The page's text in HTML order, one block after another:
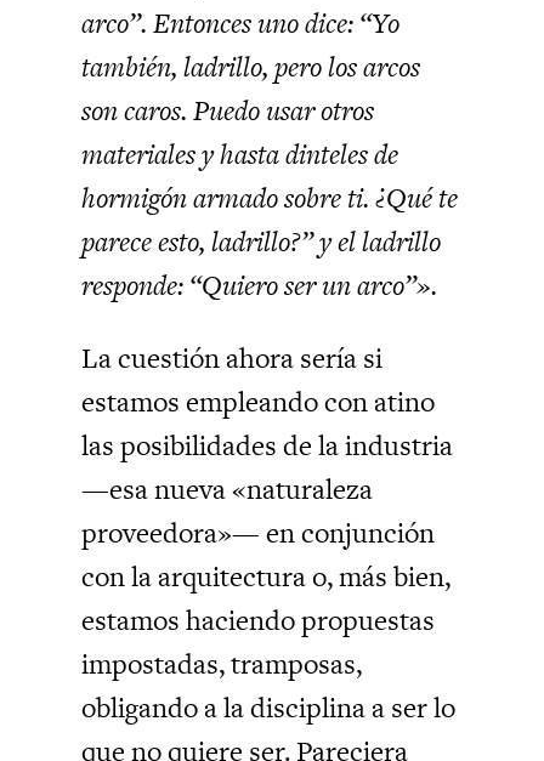
arco”. Entonces uno dice: “Yo
también, ladrillo, pero los arcos
son caros. Puedo usar otros
materiales y hasta dinteles de
hormigón armado sobre ti. ¿Qué te
parece esto, ladrillo?” y el ladrillo
responde: “Quiero ser un arco”».
La cuestión ahora sería si
estamos empleando con atino
las posibilidades de la industria
—esa nueva «naturaleza
proveedora»— en conjunción
con la arquitectura o, más bien,
estamos haciendo propuestas
impostadas, tramposas,
obligando a la disciplina a ser lo
que no quiere ser. Pareciera